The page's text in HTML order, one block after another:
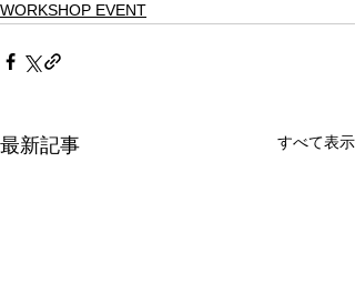
WORKSHOP EVENT
最新記事 すべて表示